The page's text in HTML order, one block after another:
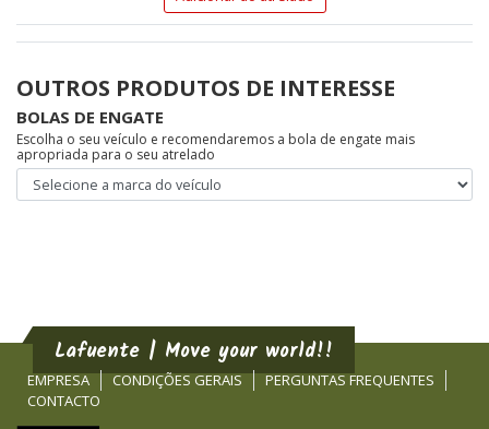
OUTROS PRODUTOS DE INTERESSE
BOLAS DE ENGATE
Escolha o seu veículo e recomendaremos a bola de engate mais
apropriada para o seu atrelado
Lafuente | Move your world!!
EMPRESA CONDIÇÕES GERAIS
PERGUNTAS FREQUENTES
CONTACTO